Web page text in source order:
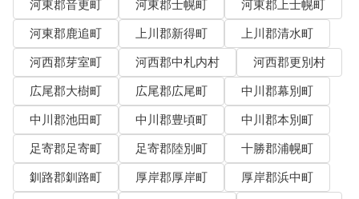
河東郡音更町
河東郡士幌町
河東郡上士幌町
河東郡鹿追町
上川郡新得町
上川郡清水町
河西郡芽室町
河西郡中札内村
河西郡更別村
広尾郡大樹町
広尾郡広尾町
中川郡幕別町
中川郡池田町
中川郡豊頃町
中川郡本別町
足寄郡足寄町
足寄郡陸別町
十勝郡浦幌町
釧路郡釧路町
厚岸郡厚岸町
厚岸郡浜中町